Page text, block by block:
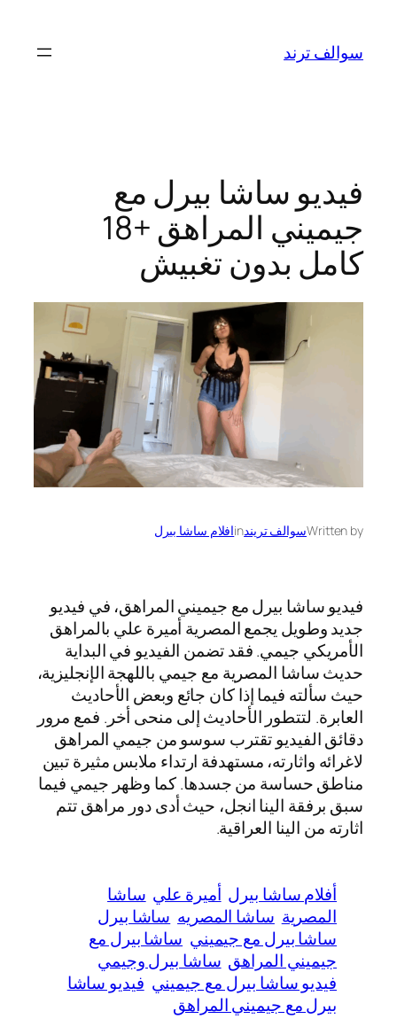
المحتوى
سوالف ترند
فيديو ساشا بيرل مع
جيميني المراهق +18
كامل بدون تغبيش
Written byسوالف تريندinافلام ساشا بيرل
فيديو ساشا بيرل مع جيميني المراهق، في فيديو
جديد وطويل يجمع المصرية أميرة علي بالمراهق
الأمريكي جيمي. فقد تضمن الفيديو في البداية
حديث ساشا المصرية مع جيمي باللهجة الإنجليزية،
حيث سألته فيما إذا كان جائع وبعض الأحاديث
العابرة. لتتطور الأحاديث إلى منحى أخر. فمع مرور
دقائق الفيديو تقترب سوسو من جيمي المراهق
لاغرائه واثارته، مستهدفة ارتداء ملابس مثيرة تبين
مناطق حساسة من جسدها. كما وظهر جيمي فيما
سبق برفقة الينا انجل، حيث أدى دور مراهق تتم
اثارته من الينا العراقية.
أفلام ساشا بيرل أميرة علي ساشا
المصرية ساشا المصريه ساشا بيرل
ساشا بيرل مع جيميني ساشا بيرل مع
جيميني المراهق ساشا بيرل وجيمي
فيديو ساشا بيرل مع جيميني فيديو ساشا
بيرل مع جيميني المراهق